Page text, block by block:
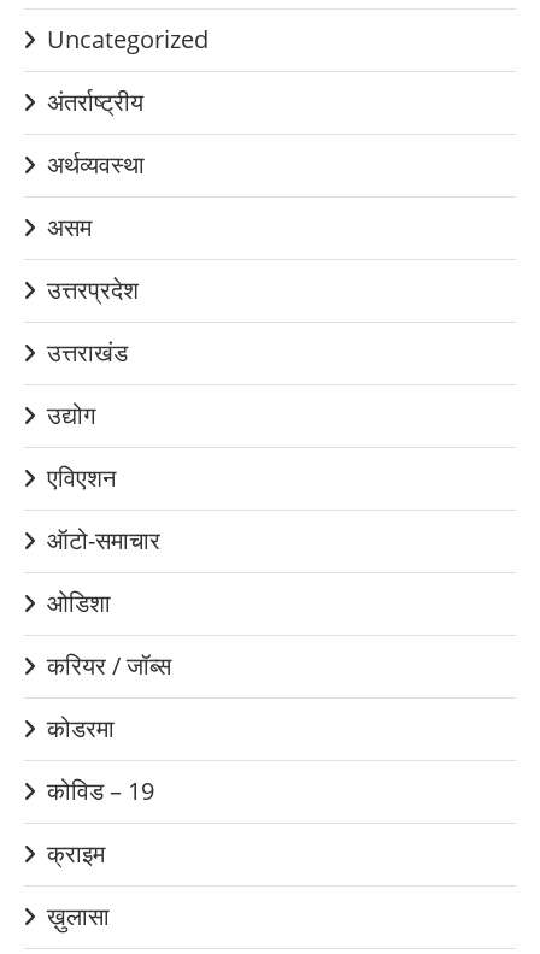
Uncategorized
अंतर्राष्ट्रीय
अर्थव्यवस्था
असम
उत्तरप्रदेश
उत्तराखंड
उद्योग
एविएशन
ऑटो-समाचार
ओडिशा
करियर / जॉब्स
कोडरमा
कोविड – 19
क्राइम
ख़ुलासा